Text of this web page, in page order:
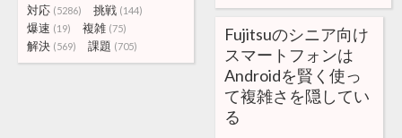
対応 (5286) 挑戦 (144)
爆速 (19) 複雑 (75)
解決 (569) 課題 (705)
Fujitsuのシニア向け
スマートフォンは
Androidを賢く使っ
て複雑さを隠してい
る